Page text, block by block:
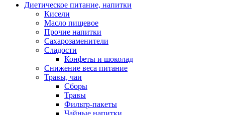
Диетическое питание, напитки
Кисели
Масло пищевое
Прочие напитки
Сахарозаменители
Сладости
Конфеты и шоколад
Снижение веса питание
Травы, чаи
Сборы
Травы
Фильтр-пакеты
Чайные напитки